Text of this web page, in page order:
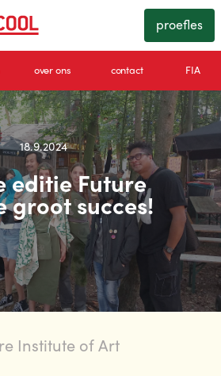
proefles
over ons contact FIA
18.9.2024
editie Future
groot succes!
Institute of Art